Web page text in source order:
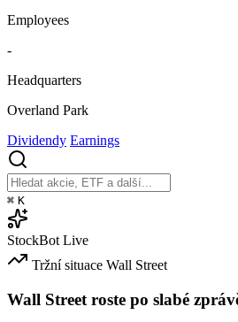
Employees
-
Headquarters
Overland Park
Dividendy Earnings
⌘ K
StockBot Live
Tržní situace Wall Street
Wall Street roste po slabé